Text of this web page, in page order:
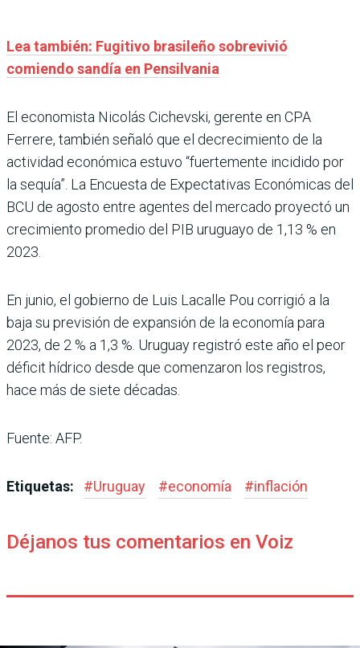
Lea también: Fugitivo brasileño sobrevivió
comiendo sandía en Pensilvania
El economista Nicolás Cichevski, gerente en CPA
Ferrere, también señaló que el decrecimiento de la
actividad económica estuvo “fuertemente incidido por
la sequía”. La Encuesta de Expectativas Económicas del
BCU de agosto entre agentes del mercado proyectó un
crecimiento promedio del PIB uruguayo de 1,13 % en
2023.
En junio, el gobierno de Luis Lacalle Pou corrigió a la
baja su previsión de expansión de la economía para
2023, de 2 % a 1,3 %. Uruguay registró este año el peor
déficit hídrico desde que comenzaron los registros,
hace más de siete décadas.
Fuente: AFP.
Etiquetas: #Uruguay #economía #inflación
Déjanos tus comentarios en Voiz